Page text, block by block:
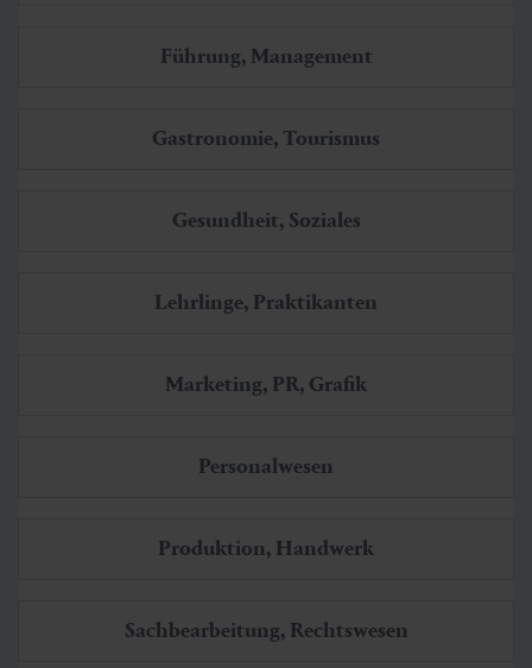
Führung, Management
Gastronomie, Tourismus
Gesundheit, Soziales
Lehrlinge, Praktikanten
Marketing, PR, Grafik
Personalwesen
Produktion, Handwerk
Sachbearbeitung, Rechtswesen